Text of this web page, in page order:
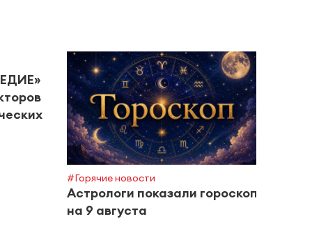
#Горячие новости
Астрологи показали гороскоп
на 9 августа